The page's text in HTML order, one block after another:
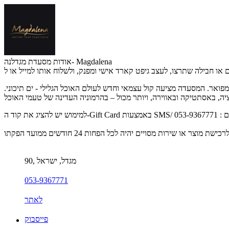
אודות מסעדת מגדלנה- Magdalena
המסעדה מציעה קול עצמאי וחדש לעולם האוכל הגלילי - ים תיכוני.
90, מגדל, ישראל
053-9367771
לאתר
פייסבוק